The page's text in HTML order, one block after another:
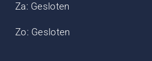
Za: Gesloten
Zo: Gesloten